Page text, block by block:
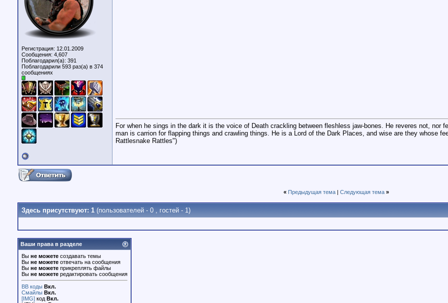
Регистрация: 12.01.2009
Сообщения: 4,607
Поблагодарил(а): 391
Поблагодарили 593 раз(а) в 374
сообщениях
For when he sings in the dark it is the voice of Death crackling between fleshless jaw-bones. He reveres not,
man is carrion for flapping things and crawling things. He is a Lord of the Dark Places, and wise are they whose
Rattlesnake Rattles")
« Предыдущая тема| Следующая тема »
Здесь присутствуют: 1 (пользователей - 0 , гостей - 1)
Ваши права в разделе
Вы не можете создавать темы
Вы не можете отвечать на сообщения
Вы не можете прикреплять файлы
Вы не можете редактировать сообщения
BB коды Вкл.
Смайлы Вкл.
[IMG] код Вкл.